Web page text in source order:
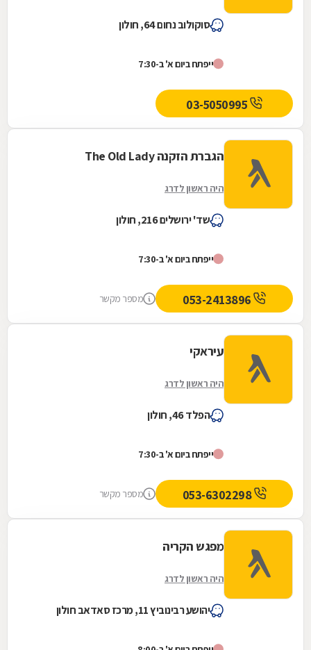
סוקולוב נחום 64, חולון
ייפתח ביום א' ב-7:30
הגברת הזקנה The Old Lady
היה ראשון לדרג
שד' ירושלים 216, חולון
ייפתח ביום א' ב-7:30
מספר מקשר
עיראקי
היה ראשון לדרג
הפלד 46, חולון
ייפתח ביום א' ב-7:30
053-6302298 מספר מקשר
מפגש הקריה
היה ראשון לדרג
יהושע רבינוביץ 11, מרכז סאדאב חולון